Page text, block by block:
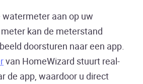
aan op uw
kan de meterstand
doorsturen naar een app.
van HomeWizard stuurt real-
de app, waardoor u direct